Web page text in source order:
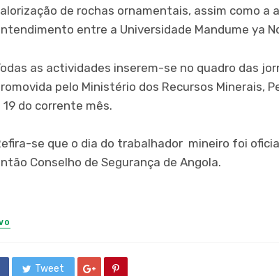
de rochas ornamentais, assim como a
entre a Universidade Mandume ya
as actividades inserem-se no quadro das
pelo Ministério dos Recursos Minerais,
19 do corrente mês.
se que o dia do trabalhador mineiro foi
Conselho de Segurança de Angola.
Tweet